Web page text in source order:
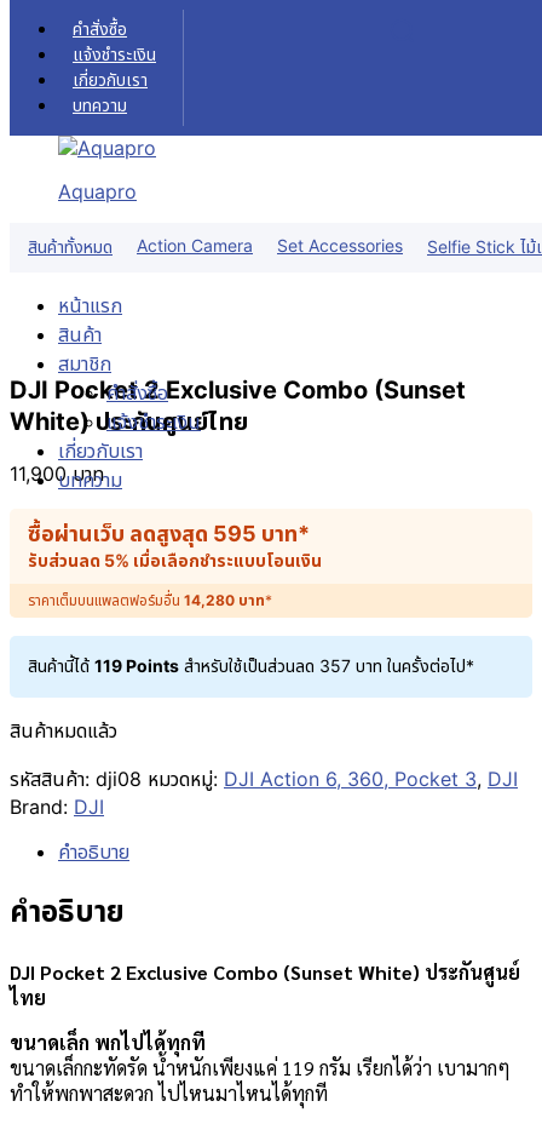
Skip to content
คำสั่งซื้อ
แจ้งชำระเงิน
เกี่ยวกับเรา
บทความ
Aquapro
สินค้าทั้งหมด Action Camera Set Accessories Selfie Stick ไม้
หน้าแรก
สินค้า
สมาชิก
คำสั่งซื้อ
แจ้งชำระเงิน
เกี่ยวกับเรา
บทความ
DJI Pocket 2 Exclusive Combo (Sunset
White) ประกันศูนย์ไทย
11,900บาท
ซื้อผ่านเว็บ ลดสูงสุด 595 บาท*
รับส่วนลด 5% เมื่อเลือกชำระแบบโอนเงิน
ราคาเต็มบนแพลตฟอร์มอื่น 14,280 บาท*
สินค้านี้ได้ 119 Points สำหรับใช้เป็นส่วนลด 357 บาท ในครั้งต่อไป*
สินค้าหมดแล้ว
รหัสสินค้า: dji08 หมวดหมู่: DJI Action 6, 360, Pocket 3, DJI
Brand: DJI
คำอธิบาย
คำอธิบาย
DJI Pocket 2 Exclusive Combo (Sunset White) ประกันศูนย์
ไทย
ขนาดเล็ก พกไปได้ทุกที
ขนาดเล็กกะทัดรัด น้ำหนักเพียงแค่ 119 กรัม เรียกได้ว่า เบามากๆ
ทำให้พกพาสะดวก ไปไหนมาไหนได้ทุกที